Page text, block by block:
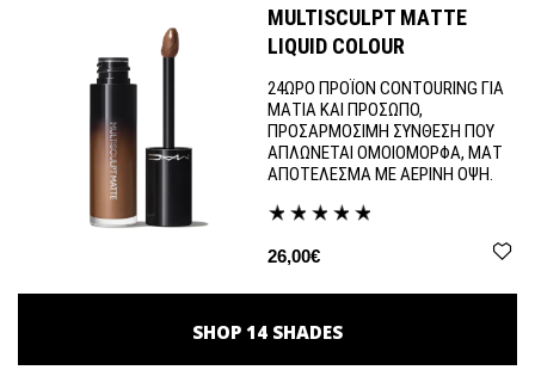
MULTISCULPT MATTE
LIQUID COLOUR
24ΩΡΟ ΠΡΟΪΟΝ CONTOURING ΓΙΑ
ΜΑΤΙΑ ΚΑΙ ΠΡΟΣΩΠΟ,
ΠΡΟΣΑΡΜΟΣΙΜΗ ΣΥΝΘΕΣΗ ΠΟΥ
ΑΠΛΩΝΕΤΑΙ ΟΜΟΙΟΜΟΡΦΑ, ΜΑΤ
ΑΠΟΤΕΛΕΣΜΑ ΜΕ ΑΕΡΙΝΗ ΟΨΗ.
26,00€
SHOP 14 SHADES